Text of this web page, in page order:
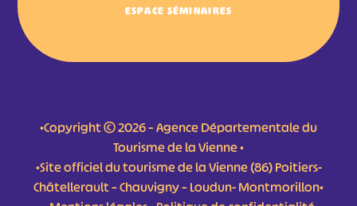
ESPACE SÉMINAIRES
•Copyright © 2026 – Agence Départementale du
Tourisme de la Vienne •
•Site officiel du tourisme de la Vienne (86) Poitiers-
Châtellerault – Chauvigny – Loudun- Montmorillon•